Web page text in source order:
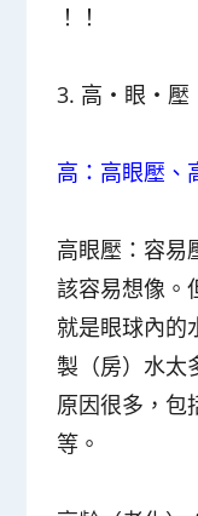
！！
3. 高・眼・壓
高：高眼壓、
高眼壓： 容易
該容易想像。
就是眼球內的
製（房）水太
原因很多，包
等。